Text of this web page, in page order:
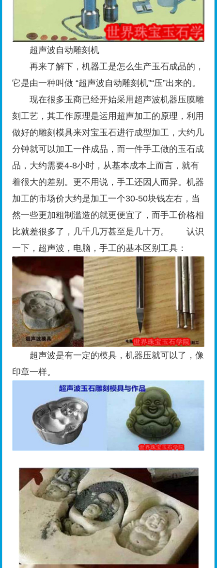
超声波自动雕刻机
再来了解下，机器工是怎么生产玉石成品的，
它是由一种叫做 “超声波自动雕刻机”“压”出来的。
现在很多玉商已经开始采用超声波机器压膜雕
刻工艺，其工作原理是运用超声加工的原理，利用
做好的雕刻模具来对宝玉石进行成型加工，大约几
分钟就可以加工一件成品，而一件手工做的玉石成
品，大约需要4-8小时，从基本成本上而言，就有
着很大的差别。更不用说，手工还因人而异。机器
加工的市场价大约是加工一个30-50块钱左右，当
然一些更加粗制滥造的就更便宜了，而手工价格相
比就差很多了，几千几万甚至是几十万。 认识
一下，超声波，电脑，手工的基本区别工具：
超声波是有一定的模具，机器压就可以了，像
印章一样。